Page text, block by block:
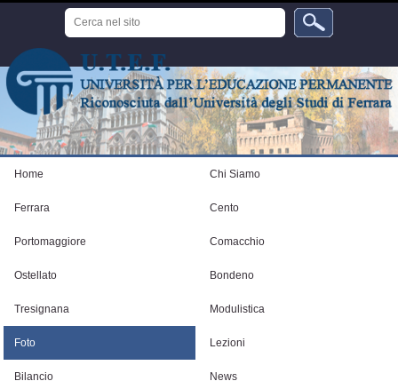
Cerca
nel
sito
Home Chi Siamo
Ferrara Cento
Portomaggiore Comacchio
Ostellato Bondeno
Tresignana Modulistica
Foto Lezioni
Bilancio News